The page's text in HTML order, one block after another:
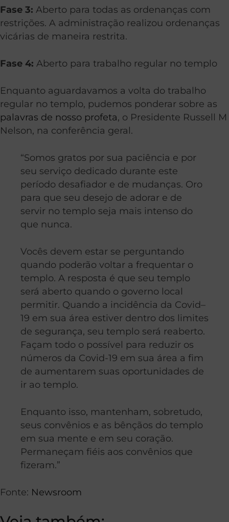
Fase 3: Aberto para todas as ordenanças com
restrições. A administração realizou ordenanças
vicárias de maneira restrita.
Fase 4: Aberto para trabalho regular no templo
Enquanto aguardavamos a volta do trabalho
regular no templo, pudemos ponderar sobre as
palavras de nosso profeta, o Presidente Russell M
Nelson, na conferência geral.
“Somos gratos por sua paciência e por
seu serviço dedicado durante este
período desafiador e de mudanças. Oro
para que seu desejo de adorar e de
servir no templo seja mais intenso do
que nunca.
Vocês devem estar se perguntando
quando poderão voltar a frequentar o
templo. A resposta é que seu templo
será aberto quando o governo local
permitir. Quando a incidência da Covid–
19 em sua área estiver dentro dos limites
de segurança, seu templo será reaberto.
Façam todo o possível para reduzir os
números da Covid-19 em sua área a fim
de aumentarem suas oportunidades de
ir ao templo.
Enquanto isso, mantenham, sobretudo,
seus convênios e as bênçãos do templo
em sua mente e em seu coração.
Permaneçam fiéis aos convênios que
fizeram.”
Fonte: Newsroom